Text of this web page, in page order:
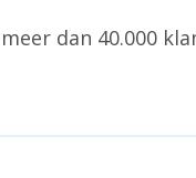
dan 40.000